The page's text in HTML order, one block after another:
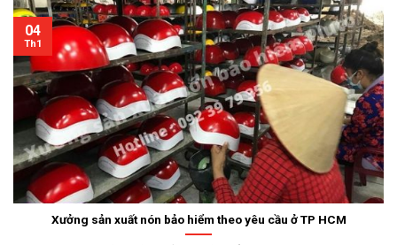
Xưởng sản xuất nón bảo hiểm theo yêu cầu ở TP HCM
04
Th1